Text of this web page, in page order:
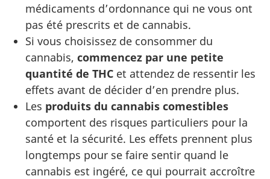
médicaments d’ordonnance qui ne vous ont
pas été prescrits et de cannabis.
Si vous choisissez de consommer du
cannabis, commencez par une petite
quantité de THC et attendez de ressentir les
effets avant de décider d’en prendre plus.
Les produits du cannabis comestibles
comportent des risques particuliers pour la
santé et la sécurité. Les effets prennent plus
longtemps pour se faire sentir quand le
cannabis est ingéré, ce qui pourrait accroître